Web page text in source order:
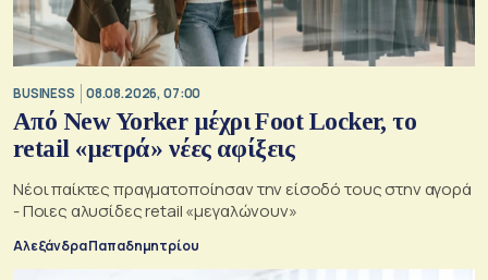
BUSINESS 08.08.2026, 07:00
Από New Yorker μέχρι Foot Locker, το
retail «μετρά» νέες αφίξεις
Νέοι παίκτες πραγματοποίησαν την είσοδό τους στην αγορά
- Ποιες αλυσίδες retail «μεγαλώνουν»
Αλεξάνδρα Παπαδημητρίου